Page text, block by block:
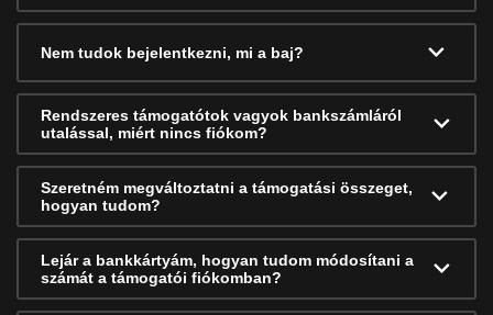
Nem tudok bejelentkezni, mi a baj?
Rendszeres támogatótok vagyok bankszámláról
utalással, miért nincs fiókom?
Szeretném megváltoztatni a támogatási összeget,
hogyan tudom?
Lejár a bankkártyám, hogyan tudom módosítani a
számát a támogatói fiókomban?